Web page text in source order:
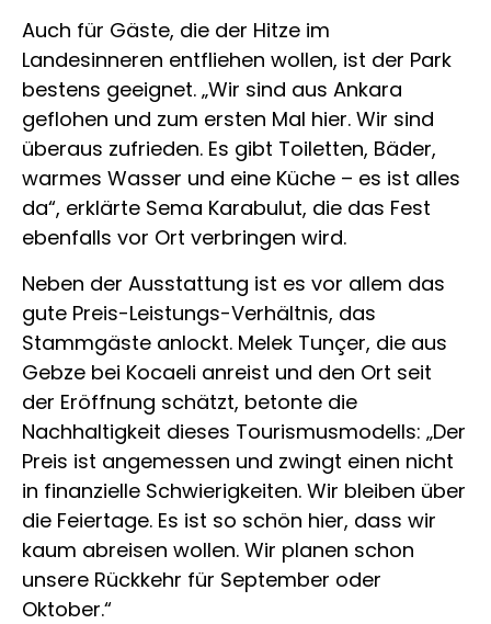
Auch für Gäste, die der Hitze im
Landesinneren entfliehen wollen, ist der Park
bestens geeignet. „Wir sind aus Ankara
geflohen und zum ersten Mal hier. Wir sind
überaus zufrieden. Es gibt Toiletten, Bäder,
warmes Wasser und eine Küche – es ist alles
da“, erklärte Sema Karabulut, die das Fest
ebenfalls vor Ort verbringen wird.
Neben der Ausstattung ist es vor allem das
gute Preis-Leistungs-Verhältnis, das
Stammgäste anlockt. Melek Tunçer, die aus
Gebze bei Kocaeli anreist und den Ort seit
der Eröffnung schätzt, betonte die
Nachhaltigkeit dieses Tourismusmodells: „Der
Preis ist angemessen und zwingt einen nicht
in finanzielle Schwierigkeiten. Wir bleiben über
die Feiertage. Es ist so schön hier, dass wir
kaum abreisen wollen. Wir planen schon
unsere Rückkehr für September oder
Oktober.“